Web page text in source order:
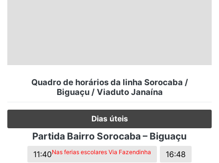
Quadro de horários da linha Sorocaba /
Biguaçu / Viaduto Janaína
Dias úteis
Partida Bairro Sorocaba – Biguaçu
11:40Nas ferias escolares Via Fazendinha 16:48